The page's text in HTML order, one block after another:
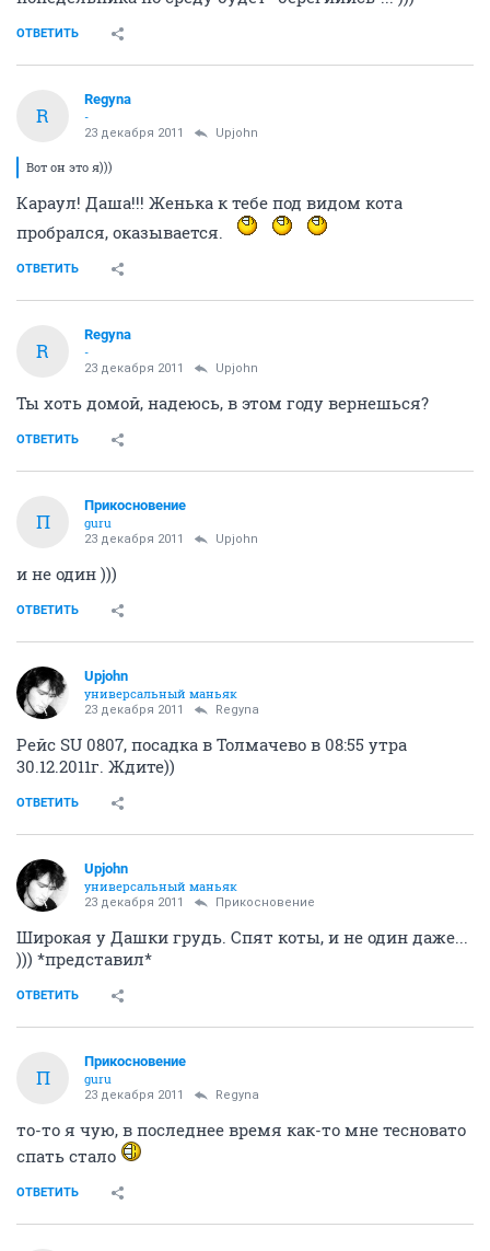
ОТВЕТИТЬ
R
Regyna
-
23 декабря 2011 Upjohn
Вот он это я)))
Караул! Даша!!! Женька к тебе под видом кота
пробрался, оказывается.
ОТВЕТИТЬ
R
Regyna
-
23 декабря 2011 Upjohn
Ты хоть домой, надеюсь, в этом году вернешься?
ОТВЕТИТЬ
П
Прикосновение
guru
23 декабря 2011 Upjohn
и не один )))
ОТВЕТИТЬ
Upjohn
универсальный маньяк
23 декабря 2011 Regyna
Рейс SU 0807, посадка в Толмачево в 08:55 утра
30.12.2011г. Ждите))
ОТВЕТИТЬ
Upjohn
универсальный маньяк
23 декабря 2011 Прикосновение
Широкая у Дашки грудь. Спят коты, и не один даже...
))) *представил*
ОТВЕТИТЬ
П
Прикосновение
guru
23 декабря 2011 Regyna
то-то я чую, в последнее время как-то мне тесновато
спать стало
ОТВЕТИТЬ